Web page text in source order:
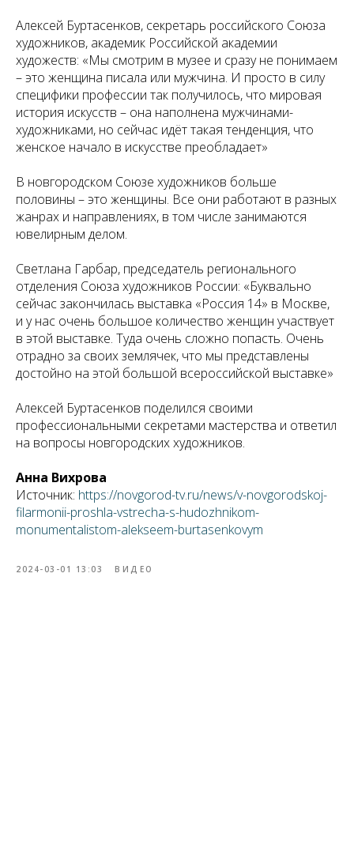
Алексей Буртасенков, секретарь российского Союза
художников, академик Российской академии
художеств: «Мы смотрим в музее и сразу не понимаем
– это женщина писала или мужчина. И просто в силу
специфики профессии так получилось, что мировая
история искусств – она наполнена мужчинами-
художниками, но сейчас идёт такая тенденция, что
женское начало в искусстве преобладает»
В новгородском Союзе художников больше
половины – это женщины. Все они работают в разных
жанрах и направлениях, в том числе занимаются
ювелирным делом.
Светлана Гарбар, председатель регионального
отделения Союза художников России: «Буквально
сейчас закончилась выставка «Россия 14» в Москве,
и у нас очень большое количество женщин участвует
в этой выставке. Туда очень сложно попасть. Очень
отрадно за своих землячек, что мы представлены
достойно на этой большой всероссийской выставке»
Алексей Буртасенков поделился своими
профессиональными секретами мастерства и ответил
на вопросы новгородских художников.
Анна Вихрова
Источник: https://novgorod-tv.ru/news/v-novgorodskoj-
filarmonii-proshla-vstrecha-s-hudozhnikom-
monumentalistom-alekseem-burtasenkovym
2024-03-01 13:03 ВИДЕО